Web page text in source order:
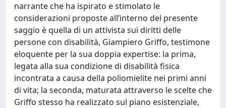
narrante che ha ispirato e stimolato le
considerazioni proposte all’interno del presente
saggio è quella di un attivista sui diritti delle
persone con disabilità, Giampiero Griffo, testimone
eloquente per la sua doppia expertise: la prima,
legata alla sua condizione di disabilità fisica
incontrata a causa della poliomielite nei primi anni
di vita; la seconda, maturata attraverso le scelte che
Griffo stesso ha realizzato sul piano esistenziale,